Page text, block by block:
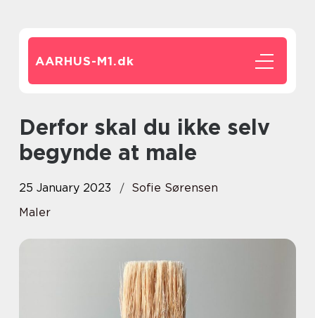
AARHUS-M1.dk
Derfor skal du ikke selv
begynde at male
25 January 2023
Sofie Sørensen
Maler